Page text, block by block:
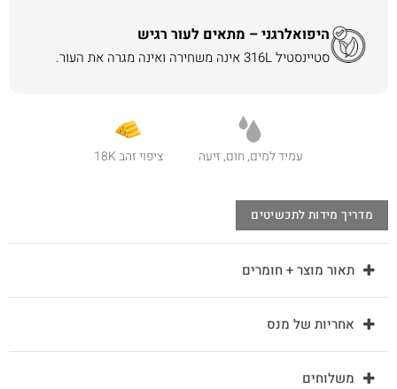
היפואלרגני – מתאים לעור רגיש
סטיינסטיל 316L אינה משחירה ואינה מגרה את העור.
עמיד למים, חום, זיעה ציפוי זהב 18K
מדריך מידות לתכשיטים
תאור מוצר + חומרים
אחריות של מנס
משלוחים